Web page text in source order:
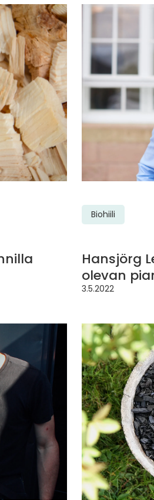
Biohiili
Hansjörg
olevan
3.5.2022